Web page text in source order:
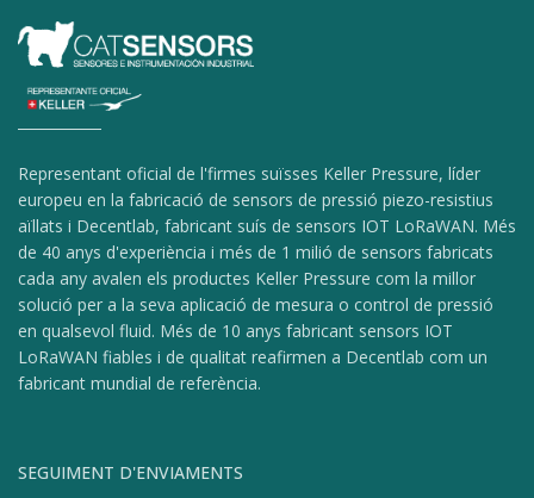
Representant oficial de l'firmes suïsses Keller Pressure, líder
europeu en la fabricació de sensors de pressió piezo-resistius
aïllats i Decentlab, fabricant suís de sensors IOT LoRaWAN. Més
de 40 anys d'experiència i més de 1 milió de sensors fabricats
cada any avalen els productes Keller Pressure com la millor
solució per a la seva aplicació de mesura o control de pressió
en qualsevol fluid. Més de 10 anys fabricant sensors IOT
LoRaWAN fiables i de qualitat reafirmen a Decentlab com un
fabricant mundial de referència.
SEGUIMENT D'ENVIAMENTS